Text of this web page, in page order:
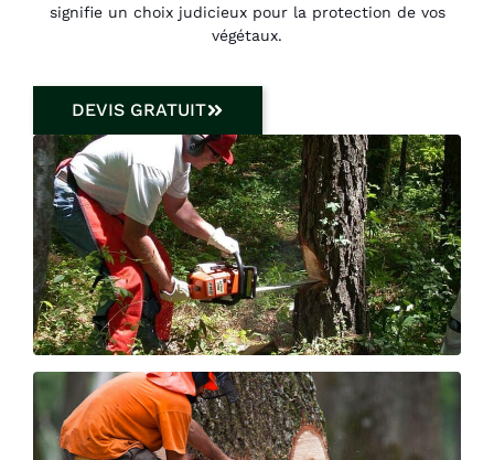
signifie un choix judicieux pour la protection de vos
végétaux.
DEVIS GRATUIT